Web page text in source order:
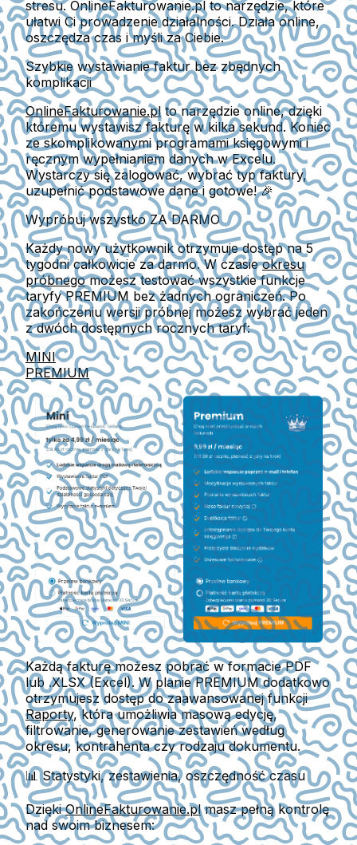
stresu. OnlineFakturowanie.pl to narzędzie, które
ułatwi Ci prowadzenie działalności. Działa online,
oszczędza czas i myśli za Ciebie.
Szybkie wystawianie faktur bez zbędnych
komplikacji
OnlineFakturowanie.plto narzędzie online, dzięki
któremuwystawisz fakturę w kilka sekund. Koniec
ze skomplikowanymi programami księgowymi i
ręcznym wypełnianiem danych w Excelu.
Wystarczy się zalogować, wybrać typ faktury,
uzupełnić podstawowe dane i gotowe! 🎉
Wypróbuj wszystko ZA DARMO
Każdy nowy użytkownik otrzymuje dostęp na5
tygodni całkowicie za darmo. W czasieokresu
próbnegomożesz testować wszystkie funkcje
taryfy PREMIUMbez żadnych ograniczeń. Po
zakończeniu wersji próbnej możesz wybrać jeden
z dwóch dostępnych rocznych taryf:
MINI
PREMIUM
Każdą fakturę możesz pobrać w formaciePDF
lub .XLSX (Excel). W planie PREMIUM dodatkowo
otrzymujesz dostęp do zaawansowanej funkcji
Raporty, która umożliwia masowąedycję,
filtrowanie, generowanie zestawień według
okresu, kontrahenta czy rodzaju dokumentu.
📊 Statystyki, zestawienia, oszczędność czasu
DziękiOnlineFakturowanie.plmasz pełną kontrolę
nad swoim biznesem: